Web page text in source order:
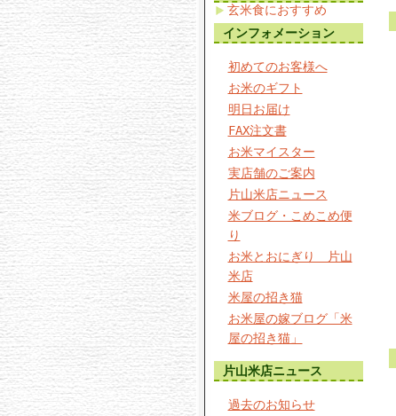
玄米食におすすめ
インフォメーション
初めてのお客様へ
お米のギフト
明日お届け
FAX注文書
お米マイスター
実店舗のご案内
片山米店ニュース
米ブログ・こめこめ便
り
お米とおにぎり 片山
米店
米屋の招き猫
お米屋の嫁ブログ「米
屋の招き猫」
片山米店ニュース
過去のお知らせ